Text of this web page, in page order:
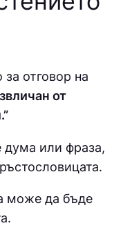
отговор на
от
дума или фраза,
може да бъде